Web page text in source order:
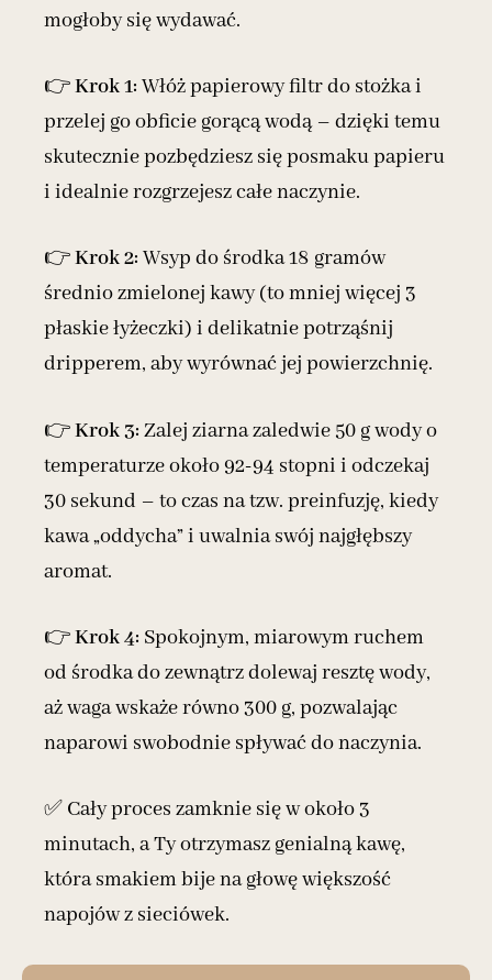
mogłoby się wydawać.
👉Krok 1: Włóż papierowy filtr do stożka i
przelej go obficie gorącą wodą – dzięki temu
skutecznie pozbędziesz się posmaku papieru
i idealnie rozgrzejesz całe naczynie.
👉Krok 2: Wsyp do środka 18 gramów
średnio zmielonej kawy (to mniej więcej 3
płaskie łyżeczki) i delikatnie potrząśnij
dripperem, aby wyrównać jej powierzchnię.
👉Krok 3: Zalej ziarna zaledwie 50 g wody o
temperaturze około 92-94 stopni i odczekaj
30 sekund – to czas na tzw. preinfuzję, kiedy
kawa „oddycha” i uwalnia swój najgłębszy
aromat.
👉Krok 4: Spokojnym, miarowym ruchem
od środka do zewnątrz dolewaj resztę wody,
aż waga wskaże równo 300 g, pozwalając
naparowi swobodnie spływać do naczynia.
✅ Cały proces zamknie się w około 3
minutach, a Ty otrzymasz genialną kawę,
która smakiem bije na głowę większość
napojów z sieciówek.